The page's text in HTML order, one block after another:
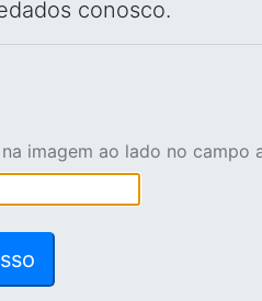
conosco.
imagem ao lado no campo